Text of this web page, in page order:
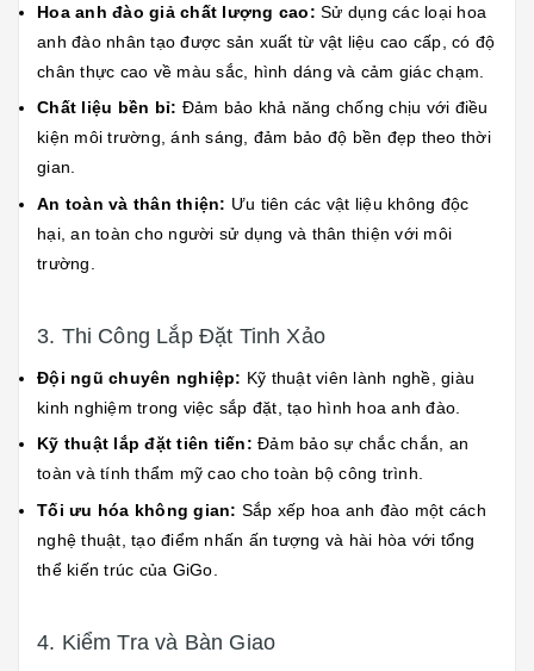
Hoa anh đào giả chất lượng cao: Sử dụng các loại hoa
anh đào nhân tạo được sản xuất từ vật liệu cao cấp, có độ
chân thực cao về màu sắc, hình dáng và cảm giác chạm.
Chất liệu bền bỉ: Đảm bảo khả năng chống chịu với điều
kiện môi trường, ánh sáng, đảm bảo độ bền đẹp theo thời
gian.
An toàn và thân thiện: Ưu tiên các vật liệu không độc
hại, an toàn cho người sử dụng và thân thiện với môi
trường.
3. Thi Công Lắp Đặt Tinh Xảo
Đội ngũ chuyên nghiệp: Kỹ thuật viên lành nghề, giàu
kinh nghiệm trong việc sắp đặt, tạo hình hoa anh đào.
Kỹ thuật lắp đặt tiên tiến: Đảm bảo sự chắc chắn, an
toàn và tính thẩm mỹ cao cho toàn bộ công trình.
Tối ưu hóa không gian: Sắp xếp hoa anh đào một cách
nghệ thuật, tạo điểm nhấn ấn tượng và hài hòa với tổng
thể kiến trúc của GiGo.
4. Kiểm Tra và Bàn Giao